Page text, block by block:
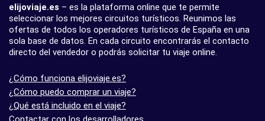
elijoviaje.es – es la plataforma online que te permite
seleccionar los mejores circuitos turísticos. Reunimos las
ofertas de todos los operadores turísticos de España en una
sola base de datos. En cada circuito encontrarás el contacto
directo del vendedor o podrás solicitar tu viaje online.
¿Cómo funciona elijoviaje.es?
¿Cómo puedo comprar un viaje?
¿Qué está incluido en el viaje?